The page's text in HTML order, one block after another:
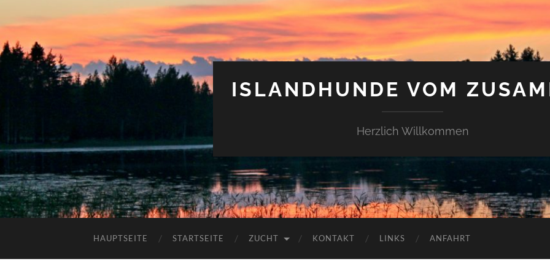
ISLANDHUNDE VOM
Herzlich Willkommen
HAUPTSEITE STARTSEITE ZUCHT KONTAKT LINKS ANFAHRT